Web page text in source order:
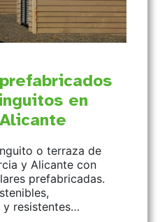
en
o terraza de
y Alicante con
prefabricadas.
y resistentes…